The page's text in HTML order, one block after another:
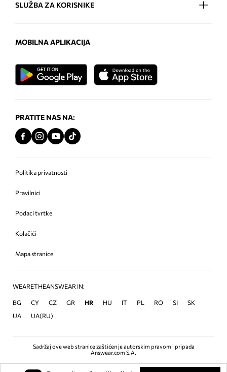
SLUŽBA ZA KORISNIKE
MOBILNA APLIKACIJA
PRATITE NAS NA:
Politika privatnosti
Pravilnici
Podaci tvrtke
Kolačići
Mapa stranice
WEARETHEANSWEAR IN:
BG CY CZ GR HR HU IT PL RO SI
SK
UA
UA(RU)
Sadržaj ove web stranice zaštićen je autorskim pravom i pripada
Answear.com S.A.